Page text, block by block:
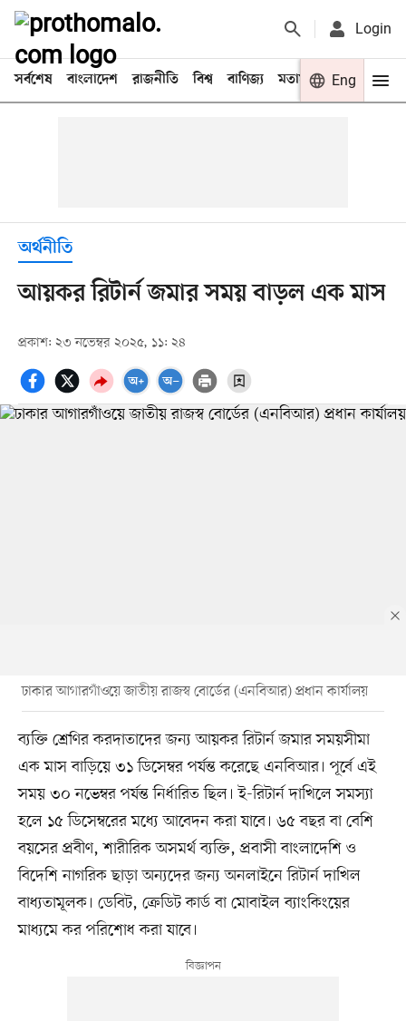
Login
সর্বশেষ বাংলাদেশ রাজনীতি বিশ্ব বাণিজ্য মতামত খেলা
Eng
অর্থনীতি
আয়কর রিটার্ন জমার সময় বাড়ল এক মাস
প্রকাশ: ২৩ নভেম্বর ২০২৫, ১১: ২৪
ঢাকার আগারগাঁওয়ে জাতীয় রাজস্ব বোর্ডের (এনবিআর) প্রধান কার্যালয়
ব্যক্তি শ্রেণির করদাতাদের জন্য আয়কর রিটার্ন জমার সময়সীমা
এক মাস বাড়িয়ে ৩১ ডিসেম্বর পর্যন্ত করেছে এনবিআর। পূর্বে এই
সময় ৩০ নভেম্বর পর্যন্ত নির্ধারিত ছিল। ই-রিটার্ন দাখিলে সমস্যা
হলে ১৫ ডিসেম্বরের মধ্যে আবেদন করা যাবে। ৬৫ বছর বা বেশি
বয়সের প্রবীণ, শারীরিক অসমর্থ ব্যক্তি, প্রবাসী বাংলাদেশি ও
বিদেশি নাগরিক ছাড়া অন্যদের জন্য অনলাইনে রিটার্ন দাখিল
বাধ্যতামূলক। ডেবিট, ক্রেডিট কার্ড বা মোবাইল ব্যাংকিংয়ের
মাধ্যমে কর পরিশোধ করা যাবে।